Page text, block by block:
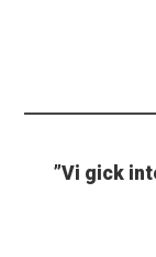
”Vi gick